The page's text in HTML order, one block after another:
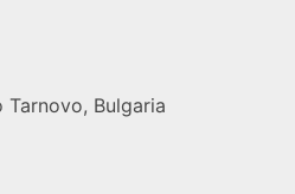
Bulgaria